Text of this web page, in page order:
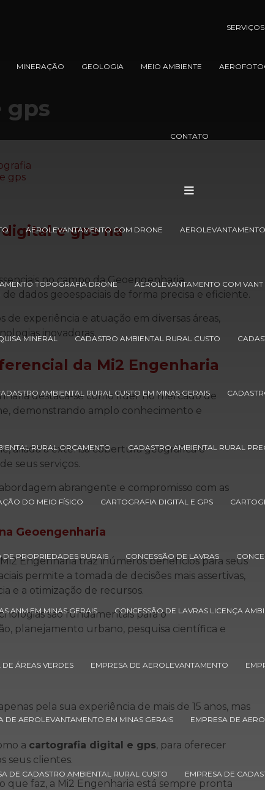
SERVIÇOS
MINERAÇÃO GEOLOGIA MEIO AMBIENTE
CONTATO
AEROLEVANTAMENTO COM DRONE
TOPOGRAFIA DRONE AEROLEVANTAMENTO COM VANT
MINERAL CADASTRO AMBIENTAL RURAL CUSTO
AMBIENTAL RURAL CUSTO EM MINAS GERAIS
RURAL ORÇAMENTO CADASTRO AMBIENTAL RURAL
DO MEIO FÍSICO CARTOGRAFIA DIGITAL E GPS
DE PROPRIEDADES RURAIS CONCESSÃO DE LAVRAS
ANM EM MINAS GERAIS CONCESSÃO DE LAVRAS LICENÇA
ÁREAS VERDES EMPRESA DE AEROLEVANTAMENTO
DE AEROLEVANTAMENTO EM MINAS GERAIS EMPRESA DE
DE CADASTRO AMBIENTAL RURAL CUSTO EMPRESA DE
gps
e gpsna
no campo da Geoengenharia,
dados geoespaciais de forma precisa e eficiente.
de experiência e atuação em diversas áreas,
inovadoras.
da Mi2 Engenharia
destaca-se como líder no mercado de
demonstrando amplo conhecimento e
aliada à extensa cobertura geográfica e
seus serviços.
abrangente e compromisso com as
na Geoengenharia
Engenharia traz inúmeros benefícios para seus
permite a tomada de decisões mais assertivas,
e a otimização de recursos.
são fundamentais para o
planejamento urbano, pesquisa científica e
pela sua experiência de mais de 15 anos, mas
a cartografia digital e gps, para oferecer
seus clientes.
faz, a Mi2 Engenharia está sempre pronta